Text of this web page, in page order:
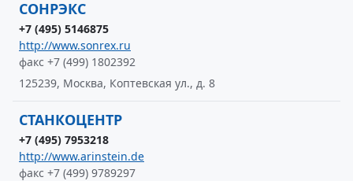
СОНРЭКС
+7 (495) 5146875
http://www.sonrex.ru
факс +7 (499) 1802392
125239, Москва, Коптевская ул., д. 8
СТАНКОЦЕНТР
+7 (495) 7953218
http://www.arinstein.de
факс +7 (499) 9789297